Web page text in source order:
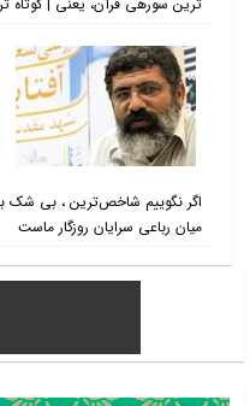
اگر نگوییم شاخص‌ترین ، بی شک
میان رباعی سرایان روزگار ماست